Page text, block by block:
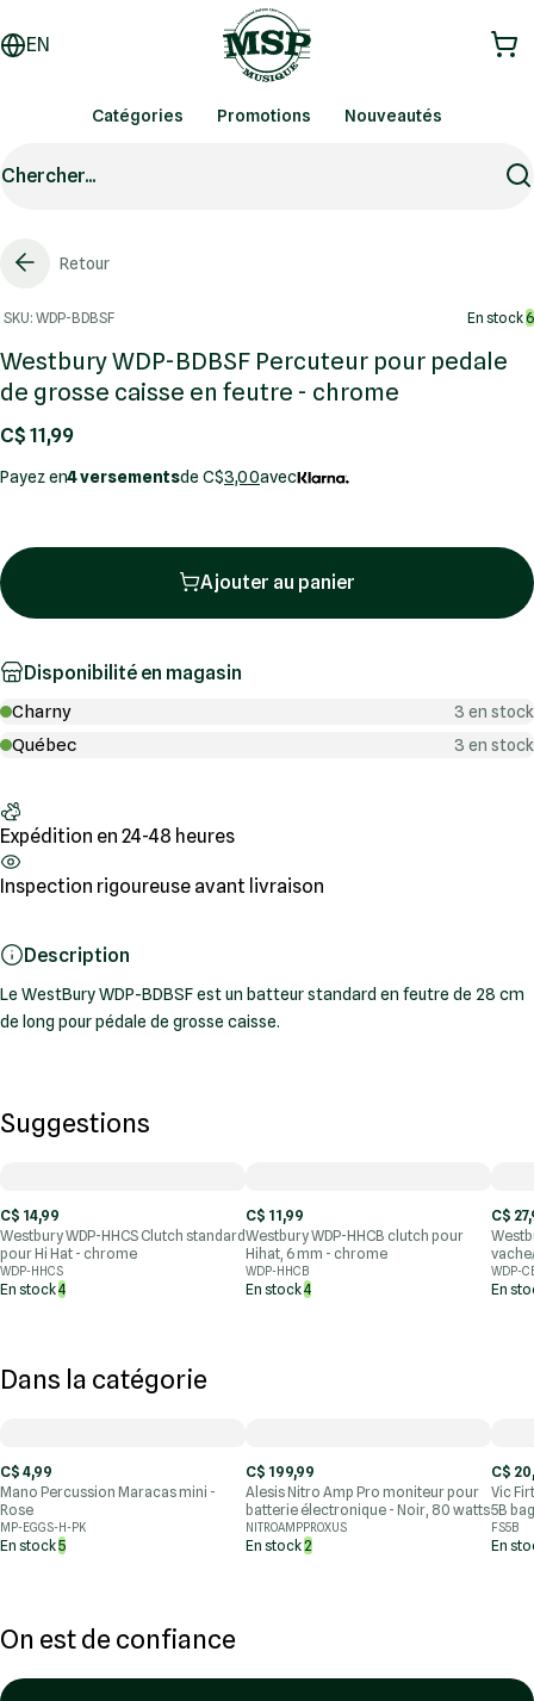
EN
Catégories Promotions Nouveautés
Chercher...
Retour
SKU: WDP-BDBSF En stock6
Westbury WDP-BDBSF Percuteur pour pedale
de grosse caisse en feutre - chrome
C$ 11,99
Payez en4 versementsde C$3,00avec
Ajouter au panier
Disponibilité en magasin
Charny 3 en stock
Québec 3 en stock
Expédition en 24-48 heures
Inspection rigoureuse avant livraison
Description
Le WestBury WDP-BDBSF est un batteur standard en feutre de 28 cm
de long pour pédale de grosse caisse.
Suggestions
C$ 14,99
Westbury WDP-HHCS Clutch standard
pour Hi Hat - chrome
WDP-HHCS
En stock4
C$ 11,99
Westbury WDP-HHCB clutch pour
Hihat, 6 mm - chrome
WDP-HHCB
En stock4
C$
WDP-
En
Dans la catégorie
C$ 4,99
Mano Percussion Maracas mini -
Rose
MP-EGGS-H-PK
En stock5
C$ 199,99
Alesis Nitro Amp Pro moniteur pour
batterie électronique - Noir, 80 watts
NITROAMPPROXUS
En stock2
C$
Vic
5B
FS5B
En
On est de confiance